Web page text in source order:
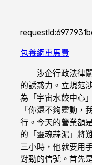
包養網車馬費
涉企行政法律
的誘惑力。立規范
為「宇宙水餃中心
「你還不夠靈動
行。今天的營業額
的「靈魂蒜泥」將
三小時，他就要用
對勁的信號。首先